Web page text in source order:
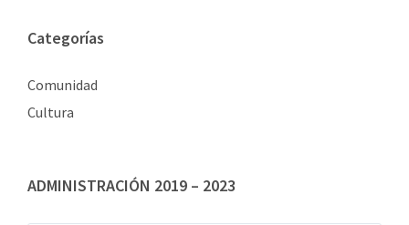
Categorías
Comunidad
Cultura
ADMINISTRACIÓN 2019 – 2023